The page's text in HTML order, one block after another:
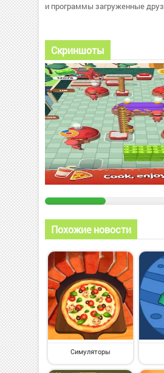
и программы загруженные
Скриншоты
Похожие новости
Симуляторы